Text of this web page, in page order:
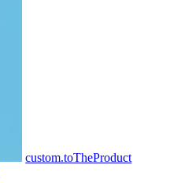
custom.toTheProduct